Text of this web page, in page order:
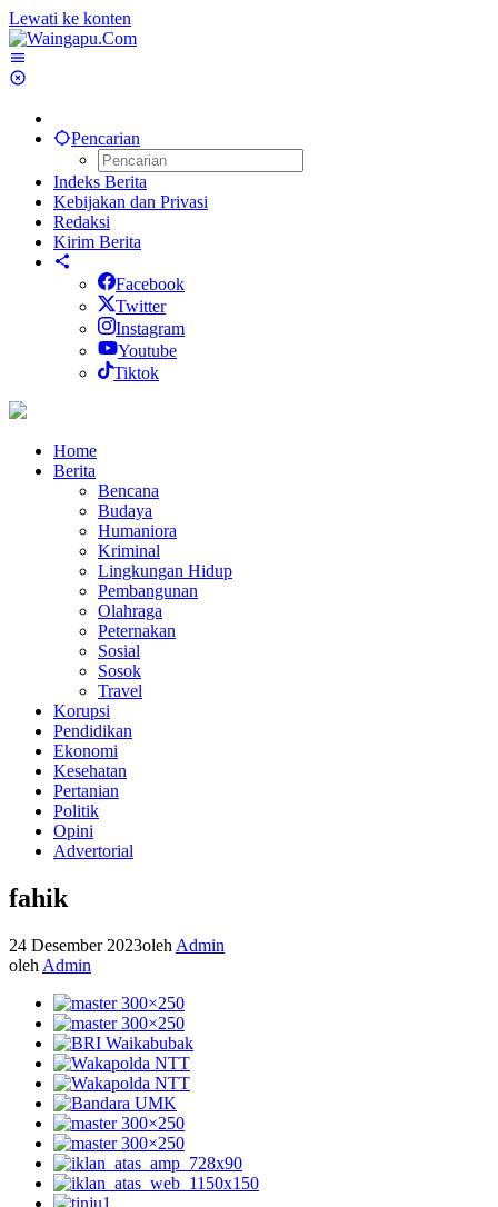
Lewati ke konten
Pencarian
Indeks Berita
Kebijakan dan Privasi
Redaksi
Kirim Berita
Facebook
Twitter
Instagram
Youtube
Tiktok
Home
Berita
Bencana
Budaya
Humaniora
Kriminal
Lingkungan Hidup
Pembangunan
Olahraga
Peternakan
Sosial
Sosok
Travel
Korupsi
Pendidikan
Ekonomi
Kesehatan
Pertanian
Politik
Opini
Advertorial
fahik
24 Desember 2023oleh Admin
oleh Admin